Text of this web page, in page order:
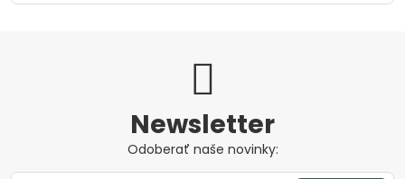
Newsletter
Odoberať naše novinky: